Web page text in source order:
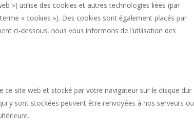
») utilise des cookies et autres technologies liées (par
« cookies »). Des cookies sont également placés par
ci-dessous, nous vous informons de l’utilisation des
site web et stocké par votre navigateur sur le disque dur
y sont stockées peuvent être renvoyées à nos serveurs ou